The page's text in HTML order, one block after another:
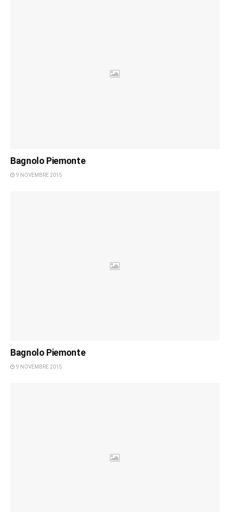
Bagnolo Piemonte
9 NOVEMBRE 2015
Bagnolo Piemonte
9 NOVEMBRE 2015